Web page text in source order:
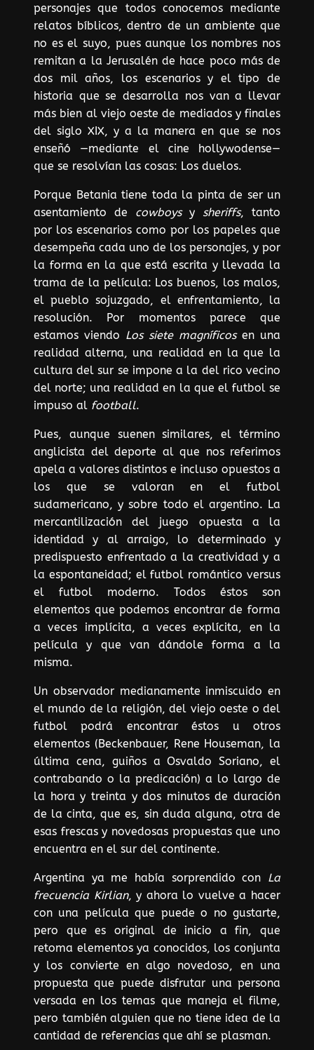
personajes que todos conocemos mediante
relatos bíblicos, dentro de un ambiente que
no es el suyo, pues aunque los nombres nos
remitan a la Jerusalén de hace poco más de
dos mil años, los escenarios y el tipo de
historia que se desarrolla nos van a llevar
más bien al viejo oeste de mediados y finales
del siglo XIX, y a la manera en que se nos
enseñó —mediante el cine hollywodense—
que se resolvían las cosas: Los duelos.
Porque Betania tiene toda la pinta de ser un
asentamiento de cowboys y sheriffs, tanto
por los escenarios como por los papeles que
desempeña cada uno de los personajes, y por
la forma en la que está escrita y llevada la
trama de la película: Los buenos, los malos,
el pueblo sojuzgado, el enfrentamiento, la
resolución. Por momentos parece que
estamos viendo Los siete magníficosen una
realidad alterna, una realidad en la que la
cultura del sur se impone a la del rico vecino
del norte; una realidad en la que el futbol se
impuso al football.
Pues, aunque suenen similares, el término
anglicista del deporte al que nos referimos
apela a valores distintos e incluso opuestos a
los que se valoran en el futbol
sudamericano, y sobre todo el argentino. La
mercantilización del juego opuesta a la
identidad y al arraigo, lo determinado y
predispuesto enfrentado a la creatividad y a
la espontaneidad; el futbol romántico versus
el futbol moderno. Todos éstos son
elementos que podemos encontrar de forma
a veces implícita, a veces explícita, en la
película y que van dándole forma a la
misma.
Un observador medianamente inmiscuido en
el mundo de la religión, del viejo oeste o del
futbol podrá encontrar éstos u otros
elementos (Beckenbauer, Rene Houseman, la
última cena, guiños a Osvaldo Soriano, el
contrabando o la predicación) a lo largo de
la hora y treinta y dos minutos de duración
de la cinta, que es, sin duda alguna, otra de
esas frescas y novedosas propuestas que uno
encuentra en el sur del continente.
Argentina ya me había sorprendido con La
frecuencia Kirlian, y ahora lo vuelve a hacer
con una película que puede o no gustarte,
pero que es original de inicio a fin, que
retoma elementos ya conocidos, los conjunta
y los convierte en algo novedoso, en una
propuesta que puede disfrutar una persona
versada en los temas que maneja el filme,
pero también alguien que no tiene idea de la
cantidad de referencias que ahí se plasman.